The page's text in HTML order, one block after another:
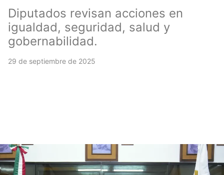
Diputados revisan acciones en
igualdad, seguridad, salud y
gobernabilidad.
29 de septiembre de 2025